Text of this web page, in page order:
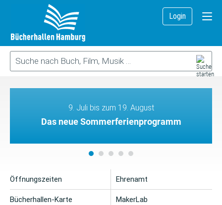
Login
9. Juli bis zum 19. August
Das neue Sommerferienprogramm
Öffnungszeiten
Bücherhallen-Karte
Ehrenamt
MakerLab